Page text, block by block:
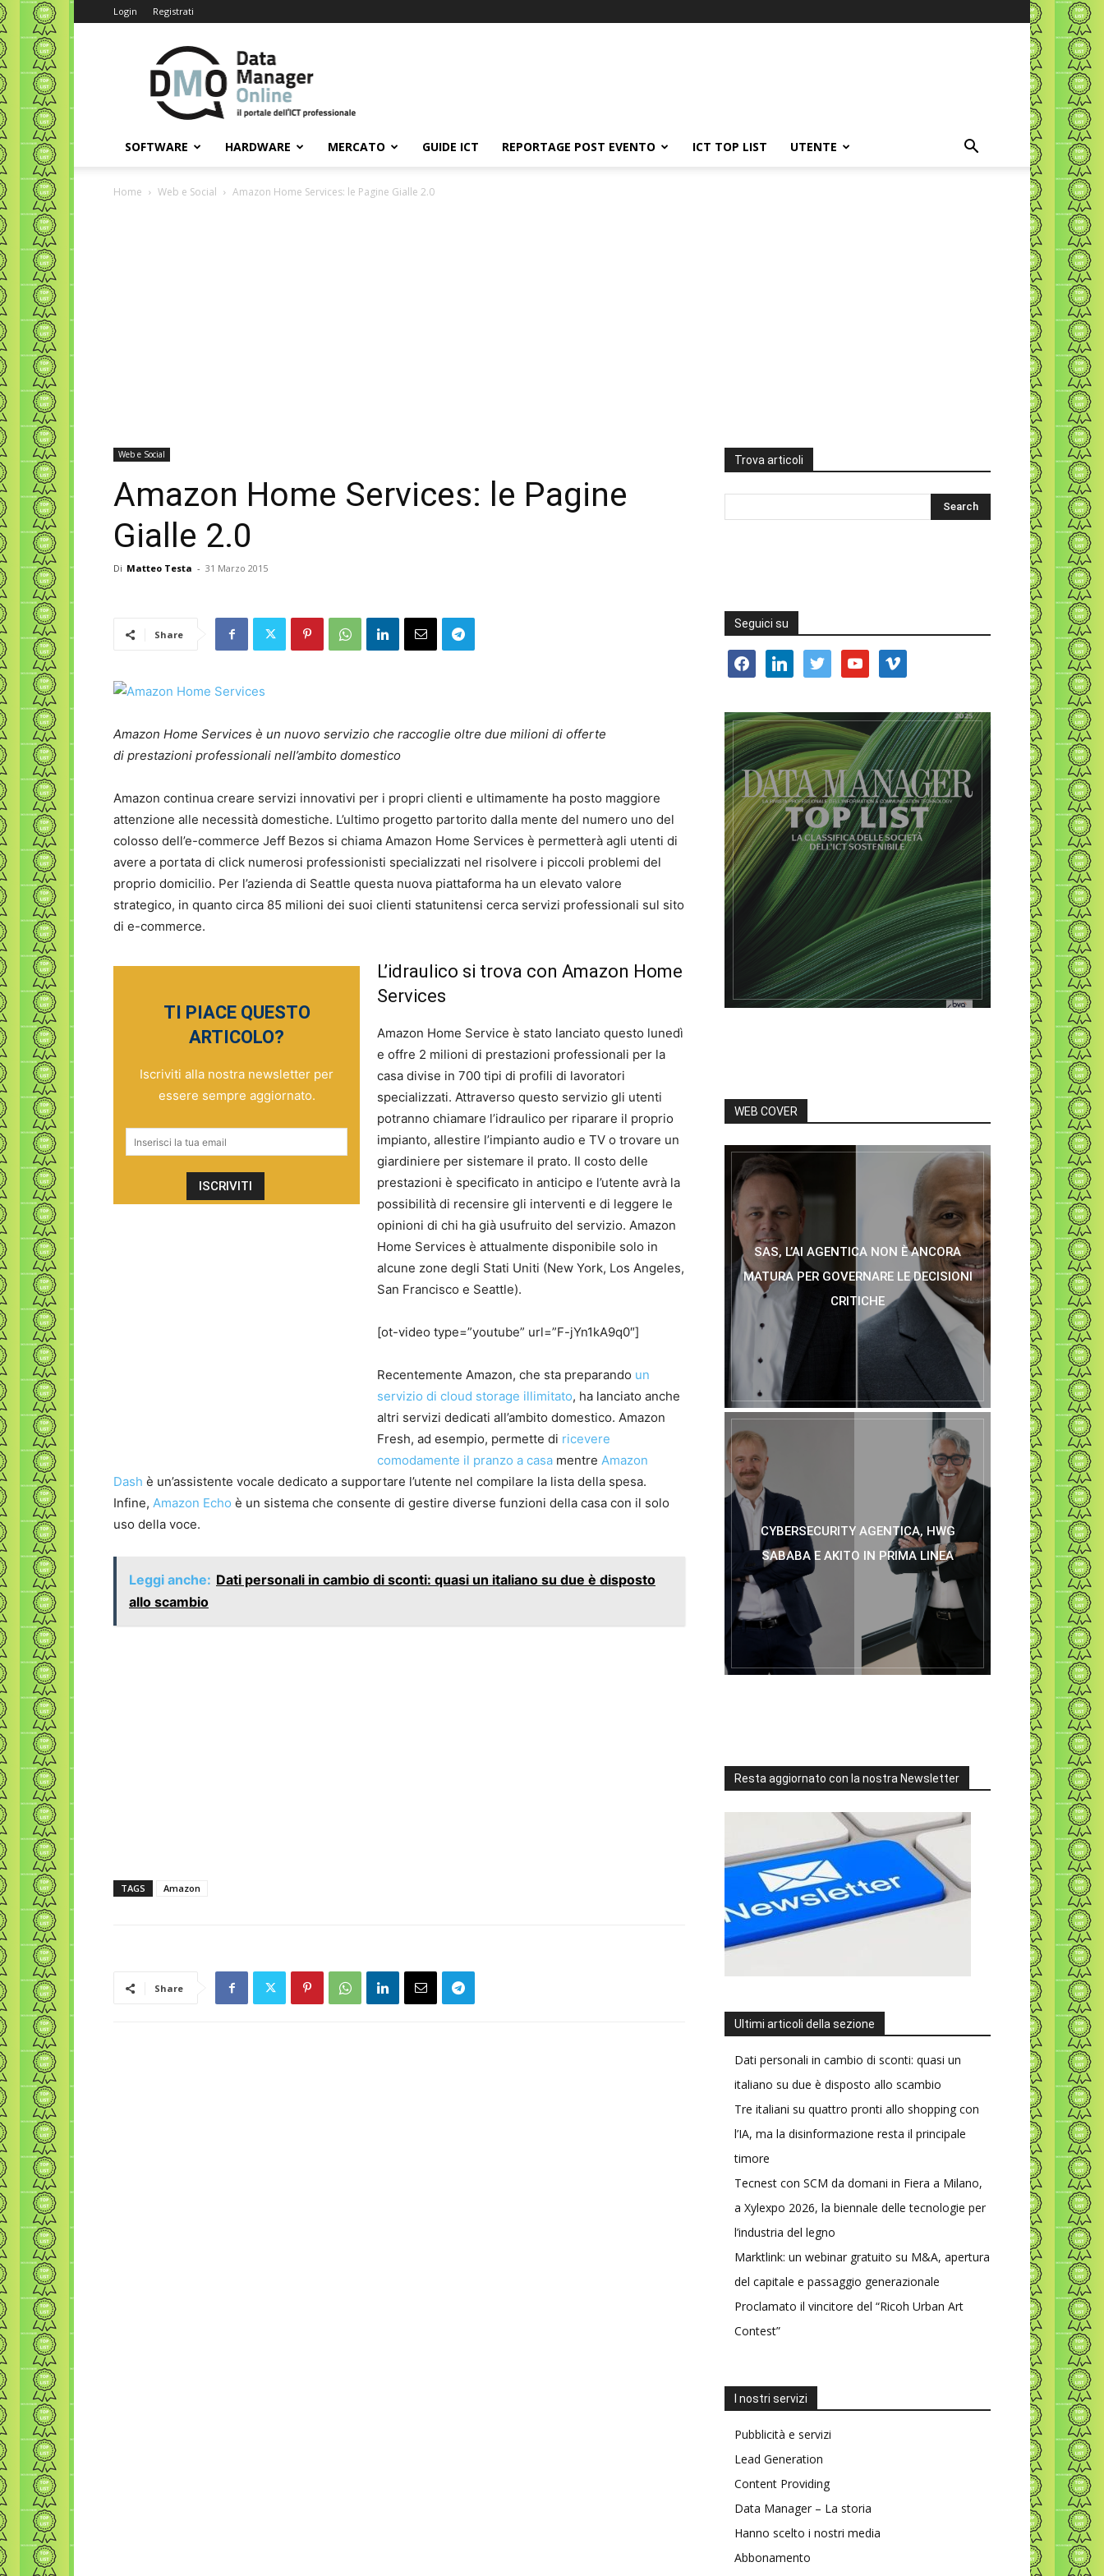
Login Registrati
Data
Manager
Online
SOFTWARE HARDWARE MERCATO GUIDE ICT REPORTAGE POST EVENTO ICT TOP LIST UTENTE
Home Web e Social Amazon Home Services: le Pagine Gialle 2.0
Web e Social
Amazon Home Services: le Pagine
Gialle 2.0
Di Matteo Testa - 31 Marzo 2015
Share
Amazon Home Services è un nuovo servizio che raccoglie oltre due milioni di offerte
di prestazioni professionali nell’ambito domestico
Amazon continua creare servizi innovativi per i propri clienti e ultimamente ha posto maggiore
attenzione alle necessità domestiche. L’ultimo progetto partorito dalla mente del numero uno del
colosso dell’e-commerce Jeff Bezos si chiama Amazon Home Services è permetterà agli utenti di
avere a portata di click numerosi professionisti specializzati nel risolvere i piccoli problemi del
proprio domicilio. Per l’azienda di Seattle questa nuova piattaforma ha un elevato valore
strategico, in quanto circa 85 milioni dei suoi clienti statunitensi cerca servizi professionali sul sito
di e-commerce.
TI PIACE QUESTO
ARTICOLO?
Iscriviti alla nostra newsletter per
essere sempre aggiornato.
L’idraulico si trova con Amazon Home
Services
Amazon Home Service è stato lanciato questo lunedì
e offre 2 milioni di prestazioni professionali per la
casa divise in 700 tipi di profili di lavoratori
specializzati. Attraverso questo servizio gli utenti
potranno chiamare l’idraulico per riparare il proprio
impianto, allestire l’impianto audio e TV o trovare un
giardiniere per sistemare il prato. Il costo delle
prestazioni è specificato in anticipo e l’utente avrà la
possibilità di recensire gli interventi e di leggere le
opinioni di chi ha già usufruito del servizio. Amazon
Home Services è attualmente disponibile solo in
alcune zone degli Stati Uniti (New York, Los Angeles,
San Francisco e Seattle).
[ot-video type=”youtube” url=”F-jYn1kA9q0″]
Recentemente Amazon, che sta preparando un
servizio di cloud storage illimitato, ha lanciato anche
altri servizi dedicati all’ambito domestico. Amazon
Fresh, ad esempio, permette di ricevere
comodamente il pranzo a casa mentre Amazon
Dash è un’assistente vocale dedicato a supportare l’utente nel compilare la lista della spesa.
Infine, Amazon Echo è un sistema che consente di gestire diverse funzioni della casa con il solo
uso della voce.
Leggi anche: Dati personali in cambio di sconti: quasi un italiano su due è disposto
allo scambio
TAGS Amazon
Share
Trova articoli
Seguici su
facebooklinkedin twitter youtube vimeo
WEB COVER
SAS, L’AI AGENTICA NON È ANCORA
MATURA PER GOVERNARE LE DECISIONI
CRITICHE
CYBERSECURITY AGENTICA, HWG
SABABA E AKITO IN PRIMA LINEA
Resta aggiornato con la nostra Newsletter
Ultimi articoli della sezione
Dati personali in cambio di sconti: quasi un
italiano su due è disposto allo scambio
Tre italiani su quattro pronti allo shopping con
l’IA, ma la disinformazione resta il principale
timore
Tecnest con SCM da domani in Fiera a Milano,
a Xylexpo 2026, la biennale delle tecnologie per
l’industria del legno
Marktlink: un webinar gratuito su M&A, apertura
del capitale e passaggio generazionale
Proclamato il vincitore del “Ricoh Urban Art
Contest”
I nostri servizi
Pubblicità e servizi
Lead Generation
Content Providing
Data Manager – La storia
Hanno scelto i nostri media
Abbonamento